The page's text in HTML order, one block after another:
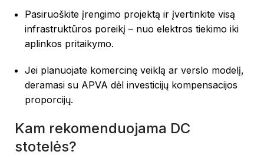
Pasiruoškite įrengimo projektą ir įvertinkite visą
infrastruktūros poreikį – nuo elektros tiekimo iki
aplinkos pritaikymo.
Jei planuojate komercinę veiklą ar verslo modelį,
deramasi su APVA dėl investicijų kompensacijos
proporcijų.
Kam rekomenduojama DC
stotelės?